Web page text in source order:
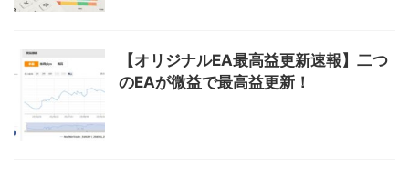
【オリジナルEA最高益更新速報】二つ
のEAが微益で最高益更新！